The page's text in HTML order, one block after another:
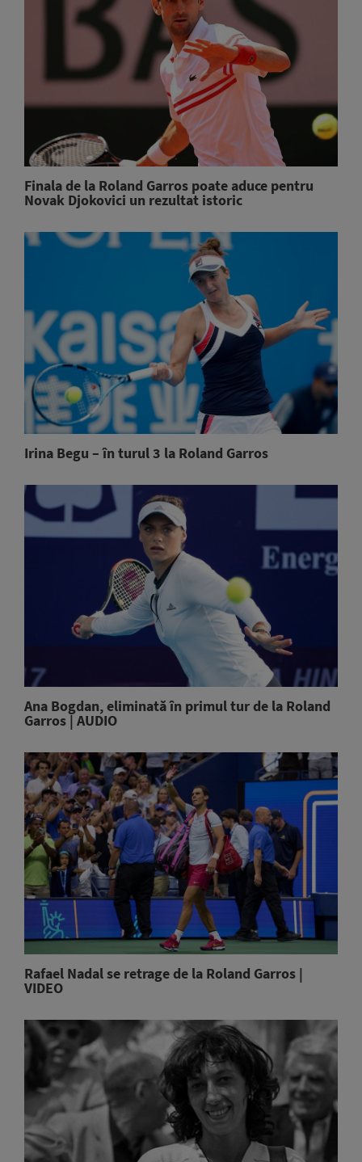
Finala de la Roland Garros poate aduce pentru
Novak Djokovici un rezultat istoric
Irina Begu – în turul 3 la Roland Garros
Ana Bogdan, eliminată în primul tur de la Roland
Garros | AUDIO
Rafael Nadal se retrage de la Roland Garros |
VIDEO